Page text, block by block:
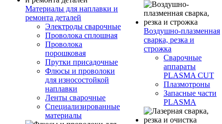
Материалы для наплавки и
ремонта деталей
Электроды сварочные
Проволока сплошная
Проволока
порошковая
Прутки присадочные
Флюсы и проволоки
для износостойкой
наплавки
Ленты сварочные
Специализированные
материалы
Воздушно-плазменная
сварка, резка и
строжка
Сварочные
аппараты
PLASMA CUT
Плазмотроны
Запасные части
PLASMA